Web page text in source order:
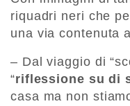
riquadri neri che
una via contenuta
– Dal viaggio di
“riflessione su di
casa ma non